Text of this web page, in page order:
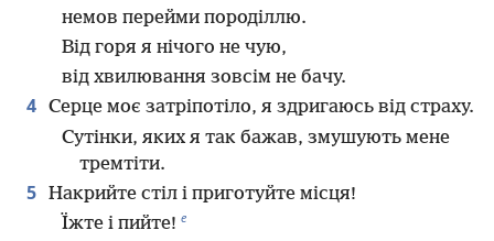
немов перейми породіллю.
Від горя я нічого не чую,
від хвилювання зовсім не бачу.
4 Серце моє затріпотіло, я здригаюсь від страху.
Сутінки, яких я так бажав, змушують мене
тремтіти.
5 Накрийте стіл і приготуйте місця!
Їжте і пийте! е